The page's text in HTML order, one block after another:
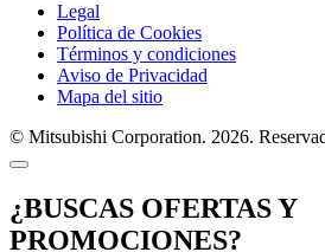
Legal
Política de Cookies
Términos y condiciones
Aviso de Privacidad
Mapa del sitio
© Mitsubishi Corporation. 2026.
¿BUSCAS OFERTAS Y
PROMOCIONES?